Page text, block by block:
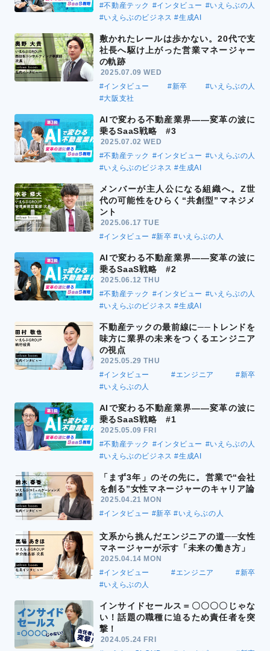
#不動産テック #インタビュー #いえらぶの人
#いえらぶのビジネス #生成AI
敷かれたレールは歩かない。20代で支
社長へ駆け上がった営業マネージャー
の軌跡
2025.07.09 WED
#インタビュー
#新卒
#いえらぶの人
#大阪支社
AIで変わる不動産業界――変革の波に
乗るSaaS戦略 #3
2025.07.02 WED
#不動産テック #インタビュー #いえらぶの人
#いえらぶのビジネス #生成AI
メンバーが主人公になる組織へ。Z世
代の可能性をひらく“共創型”マネジメ
ント
2025.06.17 TUE
#インタビュー #新卒 #いえらぶの人
AIで変わる不動産業界――変革の波に
乗るSaaS戦略 #2
2025.06.12 THU
#不動産テック #インタビュー #いえらぶの人
#いえらぶのビジネス #生成AI
不動産テックの最前線に──トレンドを
味方に業界の未来をつくるエンジニア
の視点
2025.05.29 THU
#インタビュー
#エンジニア
#新卒
#いえらぶの人
AIで変わる不動産業界――変革の波に
乗るSaaS戦略 #1
2025.05.09 FRI
#不動産テック #インタビュー #いえらぶの人
#いえらぶのビジネス #生成AI
「まず3年」のその先に。営業で“会社
を創る”女性マネージャーのキャリア論
2025.04.21 MON
#インタビュー #新卒 #いえらぶの人
文系から挑んだエンジニアの道──女性
マネージャーが示す「未来の働き方」
2025.04.14 MON
#インタビュー
#エンジニア
#新卒
#いえらぶの人
インサイドセールス＝〇〇〇〇じゃな
い！話題の職種に迫るため責任者を突
撃！
2024.05.24 FRI